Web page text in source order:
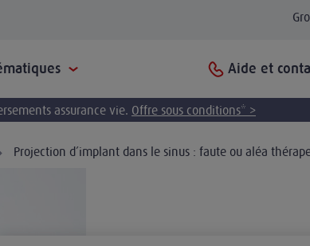
Aide et
assurance vie. Offre sous conditions* >
Projection d’implant dans le sinus : faute ou aléa